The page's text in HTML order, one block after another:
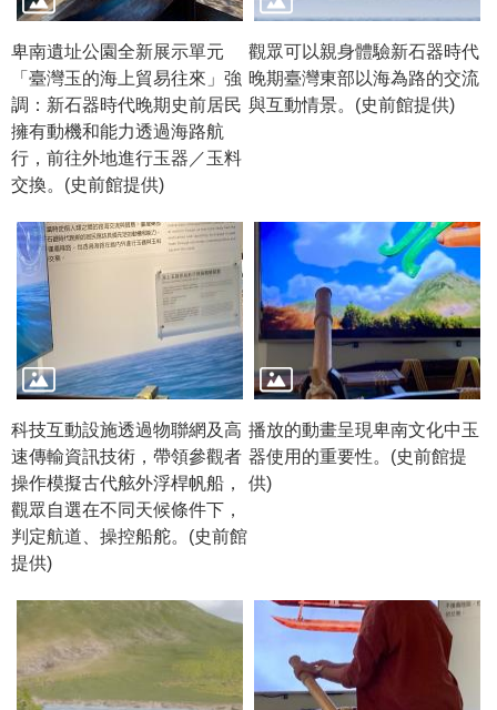
權
護
政
策
資
訊
全
宣
告
為
民
服
務
白
皮
書
政
府
公
資
訊
卑南遺址公園全新展示單元
「臺灣玉的海上貿易往來」強
調：新石器時代晚期史前居民
擁有動機和能力透過海路航
行，前往外地進行玉器／玉料
交換。(史前館提供)
觀眾可以親身體驗新石器時代
晚期臺灣東部以海為路的交流
與互動情景。(史前館提供)
科技互動設施透過物聯網及高
速傳輸資訊技術，帶領參觀者
操作模擬古代舷外浮桿帆船，
觀眾自選在不同天候條件下，
判定航道、操控船舵。(史前館
提供)
播放的動畫呈現卑南文化中玉
器使用的重要性。(史前館提
供)